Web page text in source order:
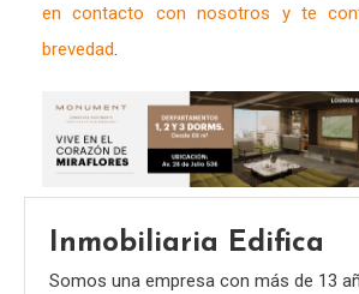
en contacto con nosotros y te
brevedad.
Inmobiliaria Edifica
Somos una empresa con más de 13